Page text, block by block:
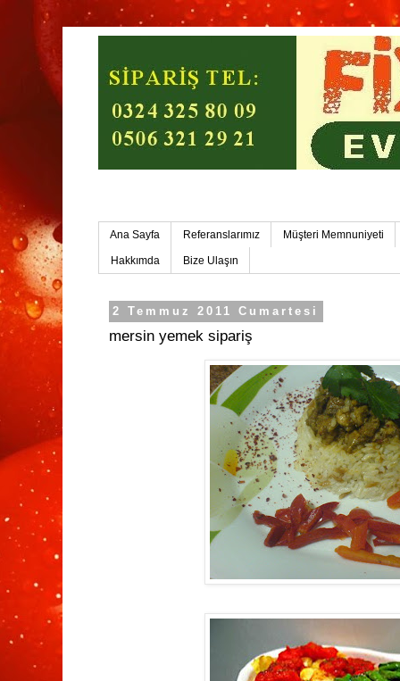
Ana Sayfa Referanslarımız Müşteri Memnuniyeti
Hakkımda Bize Ulaşın
2 Temmuz 2011 Cumartesi
mersin yemek sipariş